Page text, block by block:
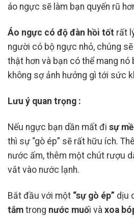
áo ngực sẽ làm bạn quyến rũ
Áo ngực có độ đàn hồi tốt rất
người có bộ ngực nhỏ, chúng
thật hơn và bạn có thể mang nó
không sợ ảnh hưởng gì tới sức
Lưu ý quan trọng :
Nếu ngực bạn dần mất đi sự
thì sự “gò ép” sẽ rất hữu ích.
nước ấm, thêm một chút rượu
vắt vào nước lạnh.
Bắt đầu với một “sự gò ép” dịu
tắm trong nước muối và xoa